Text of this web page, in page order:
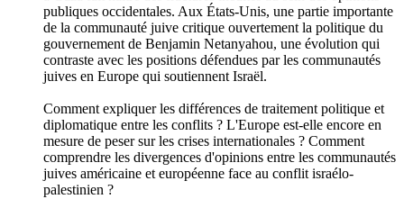
publiques occidentales. Aux États-Unis, une partie importante
de la communauté juive critique ouvertement la politique du
gouvernement de Benjamin Netanyahou, une évolution qui
contraste avec les positions défendues par les communautés
juives en Europe qui soutiennent Israël.
Comment expliquer les différences de traitement politique et
diplomatique entre les conflits ? L'Europe est-elle encore en
mesure de peser sur les crises internationales ? Comment
comprendre les divergences d'opinions entre les communautés
juives américaine et européenne face au conflit israélo-
palestinien ?